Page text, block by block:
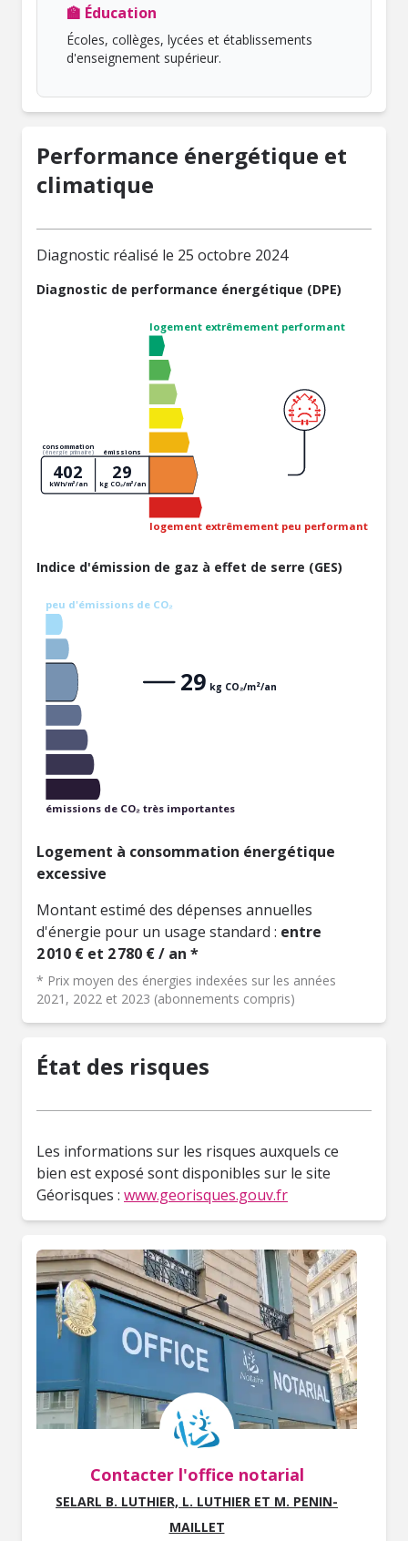
🏫 Éducation
Écoles, collèges, lycées et établissements
d'enseignement supérieur.
Performance énergétique et
climatique
Diagnostic réalisé le 25 octobre 2024
Diagnostic de performance énergétique (DPE)
logement extrêmement performant
logement extrêmement peu performant
consommation
(énergie primaire) émissions
402
kWh/m²/an
29
kg CO₂/m²/an
Indice d'émission de gaz à effet de serre (GES)
peu d'émissions de CO₂
émissions de CO₂ très importantes
29 kg CO₂/m²/an
Logement à consommation énergétique
excessive
Montant estimé des dépenses annuelles
d'énergie pour un usage standard : entre
2 010 € et 2 780 € / an *
* Prix moyen des énergies indexées sur les années
2021, 2022 et 2023 (abonnements compris)
État des risques
Les informations sur les risques auxquels ce
bien est exposé sont disponibles sur le site
Géorisques : www.georisques.gouv.fr
Contacter l'office notarial
SELARL B. LUTHIER, L. LUTHIER ET M. PENIN-
MAILLET